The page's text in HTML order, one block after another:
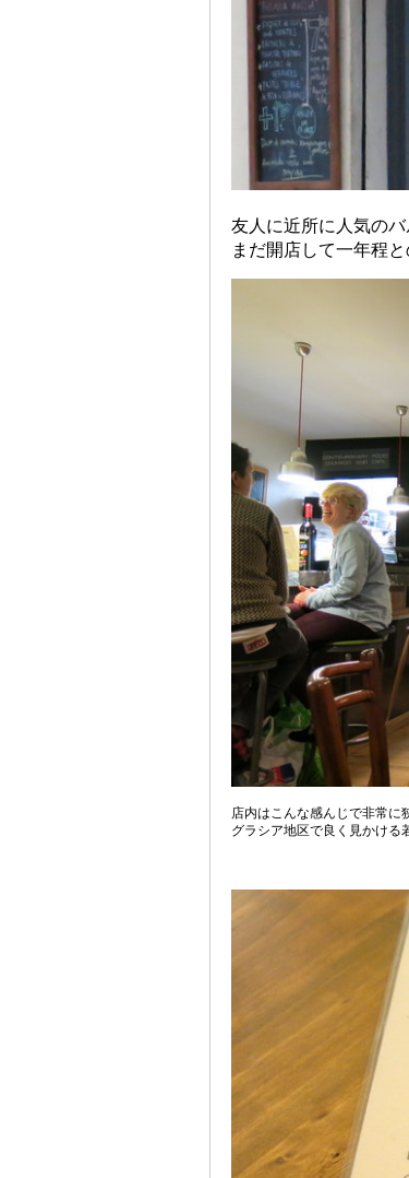
友人に近所に人気のバ
まだ開店して一年程と
店内はこんな感んじで非常に
グラシア地区で良く見かける